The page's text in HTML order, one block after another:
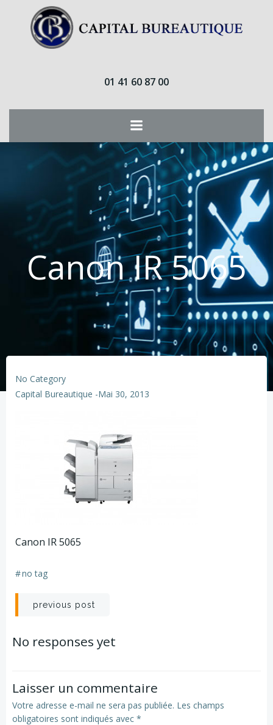
au
contenu
01 41 60 87 00
Canon IR 5065
No Category
Capital Bureautique -Mai 30, 2013
Canon IR 5065
#no tag
Navigation
de
previous post
No responses yet
Laisser un commentaire
Votre adresse e-mail ne sera pas publiée. Les champs
obligatoires sont indiqués avec *